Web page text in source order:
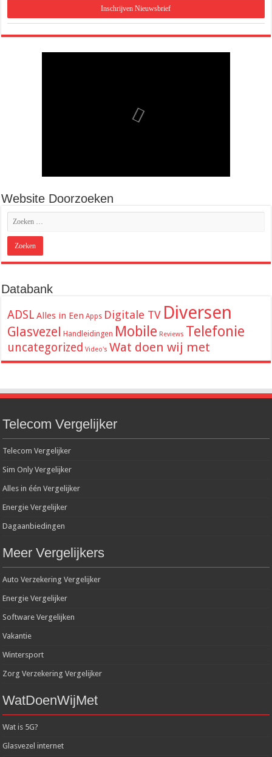
Website Doorzoeken
Databank
ADSL Alles in Een Apps Digitale TV Diversen
Glasvezel Handleidingen Mobile Reviews Telefonie
uncategorized Video's Wat doen wij met
Telecom Vergelijker
Telecom Vergelijker
Sim Only Vergelijker
Alles in één Vergelijker
Energie Vergelijker
Dagaanbiedingen
Meer Vergelijkers
Auto Verzekering Vergelijker
Energie Vergelijker
Software Vergelijken
Vakantie
Wintersport
Zorg Verzekering Vergelijker
WatDoenWijMet
Wat is 5G?
Glasvezel internet